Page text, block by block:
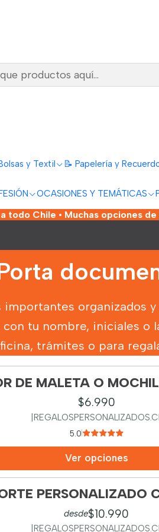
y Textil 📝 Papelería y
OCASIONES Y TEMÁTICAS
todo Chile • Muchas opciones
importantes organizados
tu nombre, iniciales
trámites o para
DE MALETA O
$6.990
5.0
Ver opciones
PERSONALIZADO
desde$10.990